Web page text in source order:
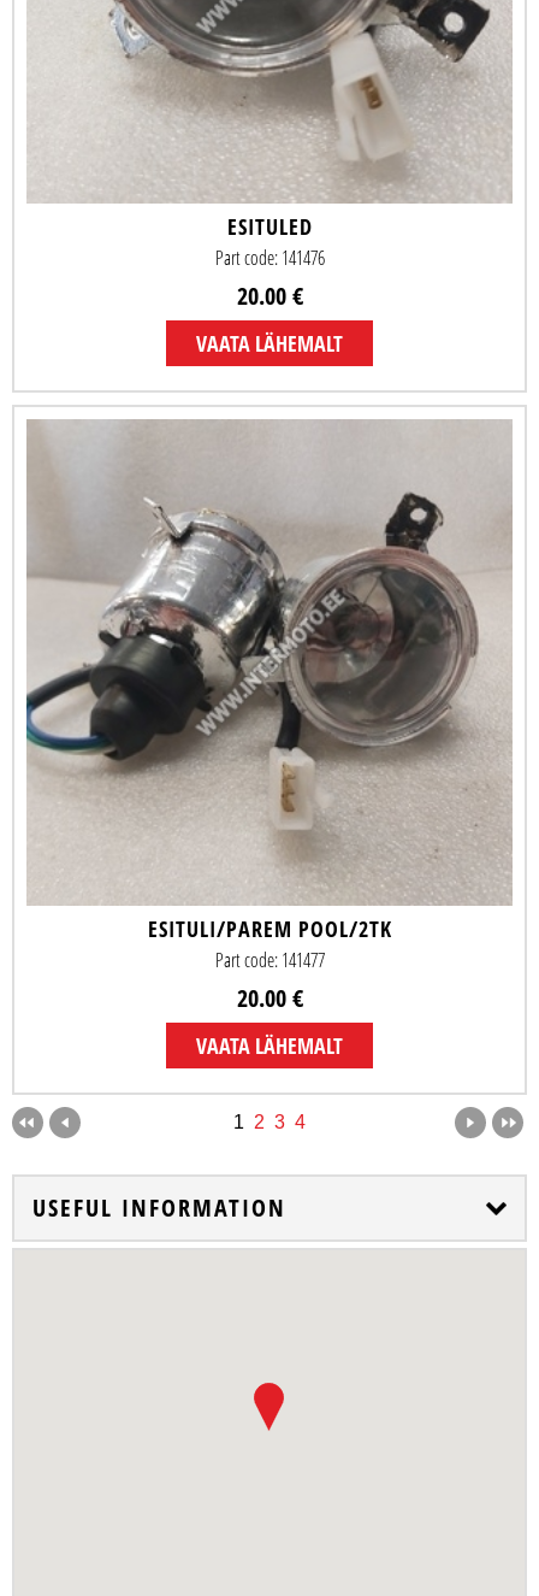
ESITULED
Part code: 141476
20.00 €
VAATA LÄHEMALT
ESITULI/PAREM POOL/2TK
Part code: 141477
20.00 €
VAATA LÄHEMALT
1 2 3 4
USEFUL INFORMATION